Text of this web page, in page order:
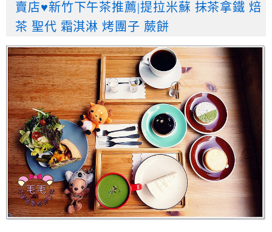
賣店♥新竹下午茶推薦|提拉米蘇 抹茶拿鐵 焙
茶 聖代 霜淇淋 烤團子 蕨餅